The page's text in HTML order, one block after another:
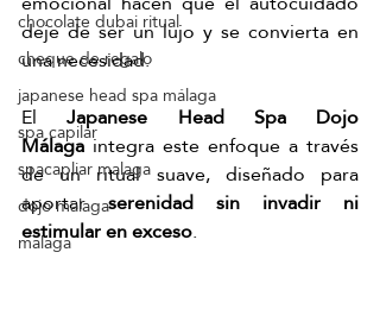
chocolate dubai ritual
cheque de regalo
japanese head spa málaga
spa capilar
spacapliar malaga
dojo malaga
malaga
deje de ser un lujo y se convierta en
una necesidad.
El Japanese Head Spa Dojo
Málaga integra este enfoque a través
de un ritual suave, diseñado para
aportar serenidad sin invadir ni
estimular en exceso.